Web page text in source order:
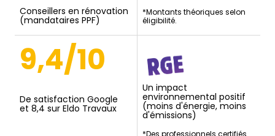
Conseillers en rénovation
(mandataires PPF)
*Montants théoriques selon
éligibilité.
9,4/10
De satisfaction Google
et 8,4 sur Eldo Travaux
Un impact
environnemental positif
(moins d'énergie, moins
d'émissions)
*Des professionnels certifiés